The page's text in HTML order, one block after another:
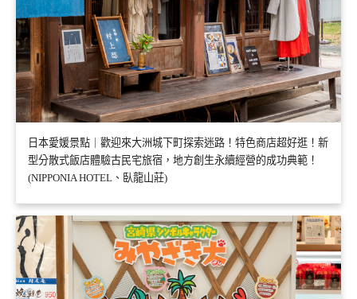
日本愛媛景點｜歡迎來大洲城下町探索迷路！特色商店超好逛！新
型分散式飯店體驗古民宅旅宿，地方創生永續經營的成功典範！
(NIPPONIA HOTEL、臥龍山莊)